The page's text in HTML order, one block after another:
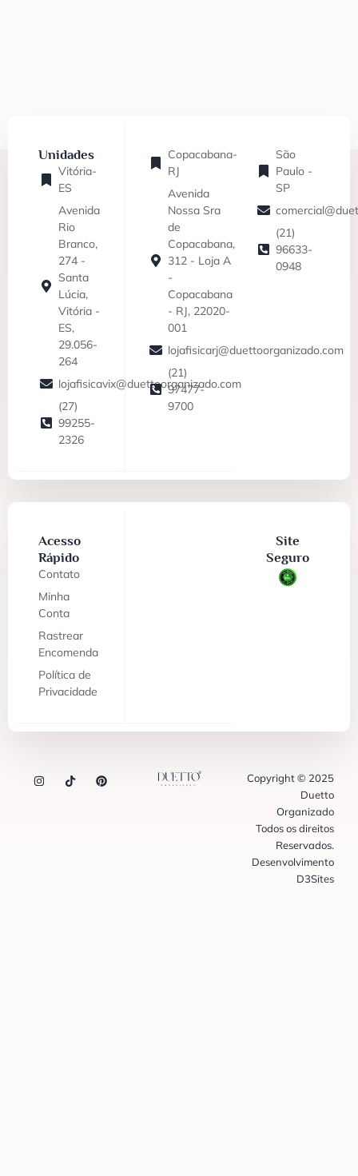
Unidades
Vitória-
ES
Avenida
Rio
Branco,
274 -
Santa
Lúcia,
Vitória -
ES,
29.056-
264
lojafisicavix@duettoorganizado.com
(27)
99255-
2326
Copacabana-
RJ
Avenida
Nossa Sra
de
Copacabana,
312 - Loja A
-
Copacabana
- RJ, 22020-
001
lojafisicarj@duettoorganizado.com
(21)
97477-
9700
São
Paulo -
SP
(21)
96633-
0948
Acesso
Rápido
Contato
Minha
Conta
Rastrear
Encomenda
Política de
Privacidade
Site
Seguro
Copyright © 2025
Duetto
Organizado
Todos os direitos
Reservados.
Desenvolvimento
D3Sites